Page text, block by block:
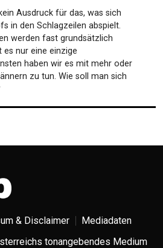
Ausdruck für das, was sich
in den Schlagzeilen abspielt.
werden fast grundsätzlich
nur eine einzige
haben wir es mit mehr oder
zu tun. Wie soll man sich
& Disclaimer
Mediadaten
tonangebendes Medium